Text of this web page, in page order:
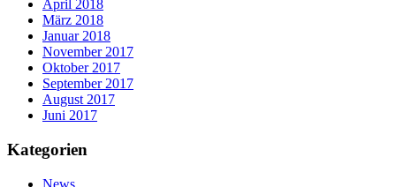
April 2018
März 2018
Januar 2018
November 2017
Oktober 2017
September 2017
August 2017
Juni 2017
Kategorien
News